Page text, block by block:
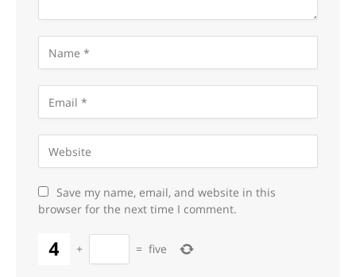
Save my name, email, and website in this
browser for the next time I comment.
+ = five